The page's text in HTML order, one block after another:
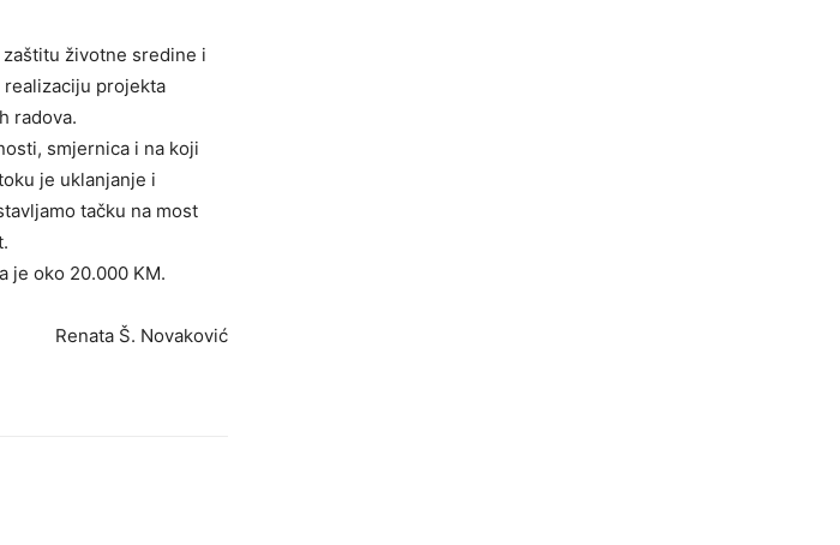
životne sredine i
projekta
radova.
smjernica i na koji
je uklanjanje i
tačku na most
je oko 20.000 KM.
Renata Š. Novaković